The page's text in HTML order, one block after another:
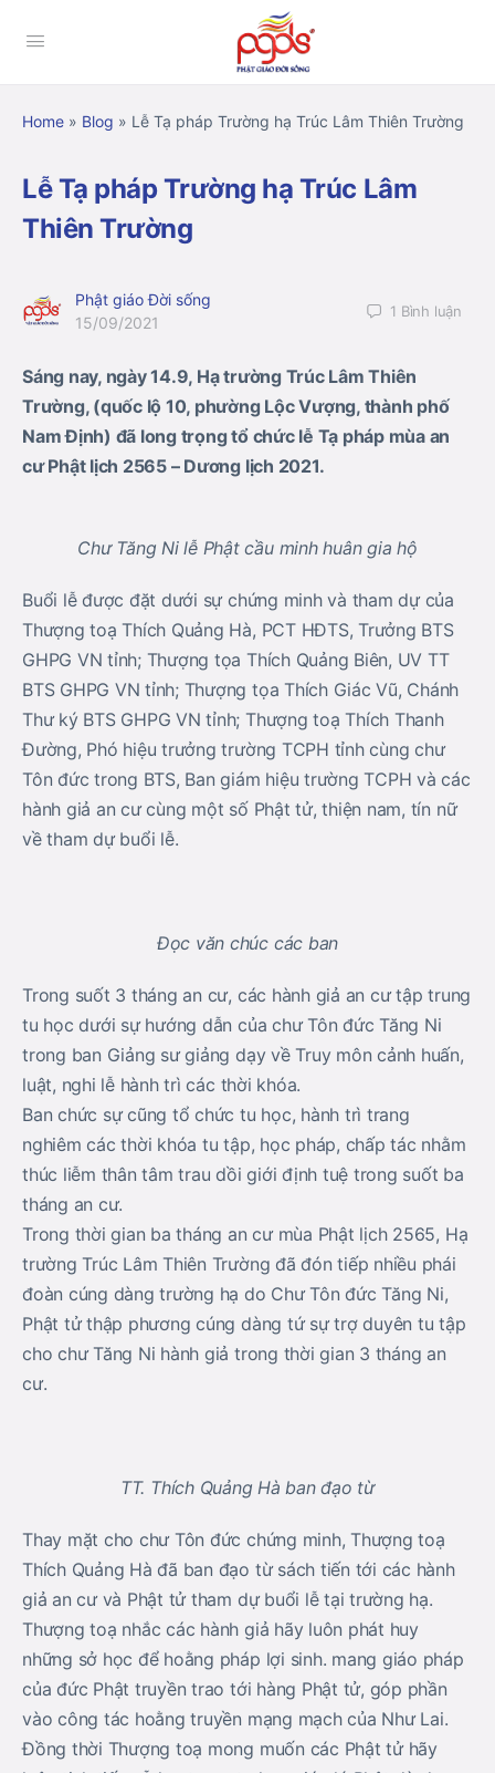
Home » Blog » Lễ Tạ pháp Trường hạ Trúc Lâm Thiên Trường
Lễ Tạ pháp Trường hạ Trúc Lâm
Thiên Trường
Phật giáo Đời sống
15/09/2021
1 Bình luận
Sáng nay, ngày 14.9, Hạ trường Trúc Lâm Thiên
Trường, (quốc lộ 10, phường Lộc Vượng, thành phố
Nam Định) đã long trọng tổ chức lễ Tạ pháp mùa an
cư Phật lịch 2565 – Dương lịch 2021.
Chư Tăng Ni lễ Phật cầu minh huân gia hộ
Buổi lễ được đặt dưới sự chứng minh và tham dự của
Thượng toạ Thích Quảng Hà, PCT HĐTS, Trưởng BTS
GHPG VN tỉnh; Thượng tọa Thích Quảng Biên, UV TT
BTS GHPG VN tỉnh; Thượng tọa Thích Giác Vũ, Chánh
Thư ký BTS GHPG VN tỉnh; Thượng toạ Thích Thanh
Đường, Phó hiệu trưởng trường TCPH tỉnh cùng chư
Tôn đức trong BTS, Ban giám hiệu trường TCPH và các
hành giả an cư cùng một số Phật tử, thiện nam, tín nữ
về tham dự buổi lễ.
Đọc văn chúc các ban
Trong suốt 3 tháng an cư, các hành giả an cư tập trung
tu học dưới sự hướng dẫn của chư Tôn đức Tăng Ni
trong ban Giảng sư giảng dạy về Truy môn cảnh huấn,
luật, nghi lễ hành trì các thời khóa.
Ban chức sự cũng tổ chức tu học, hành trì trang
nghiêm các thời khóa tu tập, học pháp, chấp tác nhằm
thúc liễm thân tâm trau dồi giới định tuệ trong suốt ba
tháng an cư.
Trong thời gian ba tháng an cư mùa Phật lịch 2565, Hạ
trường Trúc Lâm Thiên Trường đã đón tiếp nhiều phái
đoàn cúng dàng trường hạ do Chư Tôn đức Tăng Ni,
Phật tử thập phương cúng dàng tứ sự trợ duyên tu tập
cho chư Tăng Ni hành giả trong thời gian 3 tháng an
cư.
TT. Thích Quảng Hà ban đạo từ
Thay mặt cho chư Tôn đức chứng minh, Thượng toạ
Thích Quảng Hà đã ban đạo từ sách tiến tới các hành
giả an cư và Phật tử tham dự buổi lễ tại trường hạ.
Thượng toạ nhắc các hành giả hãy luôn phát huy
những sở học để hoằng pháp lợi sinh. mang giáo pháp
của đức Phật truyền trao tới hàng Phật tử, góp phần
vào công tác hoằng truyền mạng mạch của Như Lai.
Đồng thời Thượng toạ mong muốn các Phật tử hãy